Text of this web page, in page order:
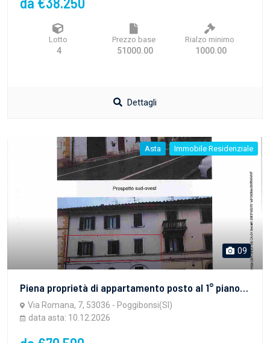
Lotto
4
Prezzo base
51000.00
Rialzo minimo
1000.00
Dettagli
Asta Immobile Residenziale
09
Piena proprietà di appartamento posto al 1° piano di più ampio fabbricato (di 4 unita) posto nel cento abitato di Staggia Senese ,composto da ingresso, soggiorno , cucina con terrazzo, tre camere da letto e bagno, oltre ad un ripostiglio situato al p.2° con accesso dal vano scala comune ed un locale lavanderia posto al P.T cui si accede dall’ingresso comune. La superficie utile dell’appartamento è di circa mq.71,00, quella del terrazzo è mq. 7,50 . Il tutto per la Superficie commerciale di mq. 97,00.
Via Romana, 7, 53036 - Poggibonsi(SI)
data asta: 10.12.2026